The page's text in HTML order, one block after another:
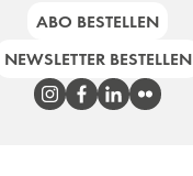
ABO BESTELLEN
NEWSLETTER BESTELLEN